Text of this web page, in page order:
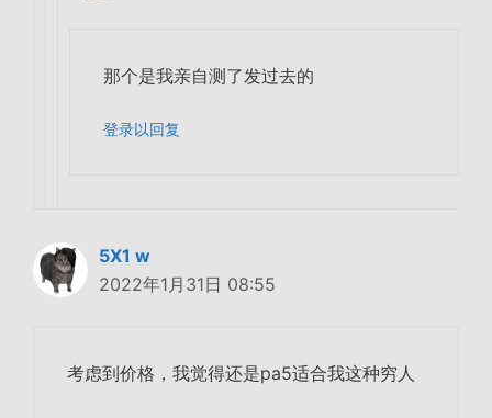
那个是我亲自测了发过去的
登录以回复
5X1 w
2022年1月31日 08:55
考虑到价格，我觉得还是pa5适合我这种穷人